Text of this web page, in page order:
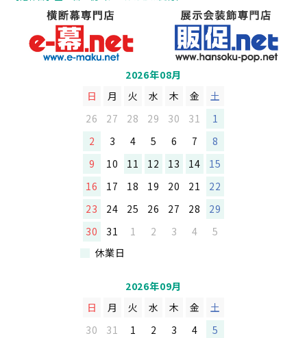
(1)プリント市場が指定した方法以外の方法
によって、プリント市場を利用する行為。
(2) 他者になりすまして本サービスを利用す
(3) プリント市場が認める以外の方法で、本
(4) プリント市場を利用するコンピュータに
保存されているデータへ不正アクセスす
る、又はこれを破壊もしくは破壊するおそ
れのある行為。
(5) 本サービスの運営を妨害する行為。
(6) 本サービスを使用した営業活動並びに営
但し、当社が別途承認した場合には、この
限りではありません。
2026年08月
日
月 火 水 木 金
土
26
27 28 29 30 31
1
2
3 4 5 6 7
8
9
10 11 12 13 14
15
16
17 18 19 20 21
22
23
24 25 26 27 28
29
30
31 1 2 3 4
5
休業日
2026年09月
日
月 火 水 木 金
土
30
31 1 2 3 4
5